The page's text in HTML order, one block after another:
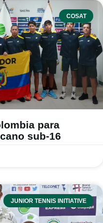
COSAT
para
sub-16
JUNIOR TENNIS INITIATIVE